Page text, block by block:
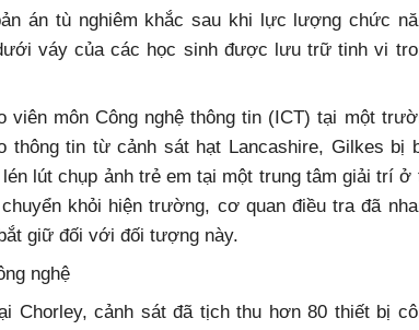
án tù nghiêm khắc sau khi lực lượng chức
váy của các học sinh được lưu trữ tinh vi
môn Công nghệ thông tin (ICT) tại một
thông tin từ cảnh sát hạt Lancashire, Gilkes bị
lút chụp ảnh trẻ em tại một trung tâm giải trí ở
khỏi hiện trường, cơ quan điều tra đã
giữ đối với đối tượng này.
nghệ
Chorley, cảnh sát đã tịch thu hơn 80 thiết bị